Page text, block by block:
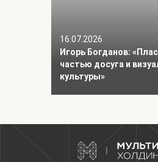
16.07.2026
Игорь Богданов:
частью досуга и
культуры»